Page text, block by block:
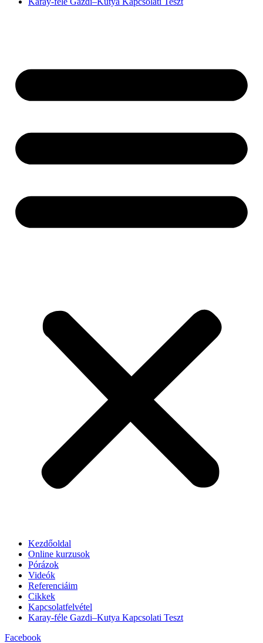
Kezdőoldal
Online kurzusok
Pórázok
Videók
Referenciáim
Cikkek
Kapcsolatfelvétel
Karay-féle Gazdi–Kutya Kapcsolati Teszt
Facebook